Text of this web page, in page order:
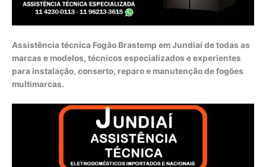
Assistência técnica Fogão Brastemp em Jundiaí de todas as
marcas e modelos, técnicos especializados e experientes
para instalação, conserto, reparo e manutenção de fogões
multimarcas.